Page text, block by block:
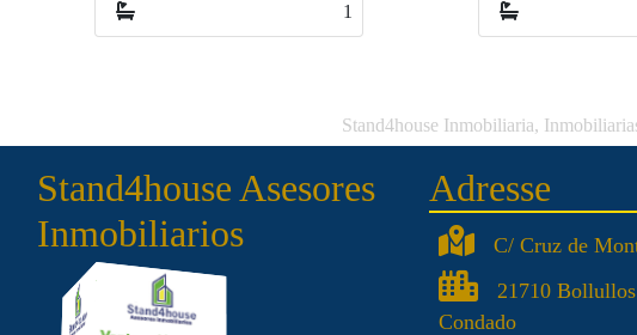
2
Stand4house Inmobiliaria,
Stand4house Asesores
Inmobiliarios
Adresse
C/ Cruz de
21710
Condado